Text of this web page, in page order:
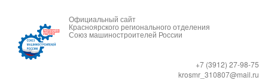
Официальный сайт
Красноярского регионального отделения
Союз машиностроителей России
+7 (3912) 27-98-75
krosmr_310807@mail.ru